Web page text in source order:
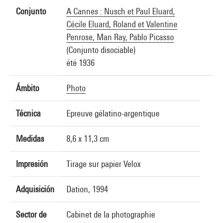
Conjunto
A Cannes : Nusch et Paul Eluard,
Cécile Eluard, Roland et Valentine
Penrose, Man Ray, Pablo Picasso
(Conjunto disociable)
été 1936
Ámbito Photo
Técnica Epreuve gélatino-argentique
Medidas 8,6 x 11,3 cm
Impresión Tirage sur papier Velox
Adquisición Dation, 1994
Sector de
Cabinet de la photographie